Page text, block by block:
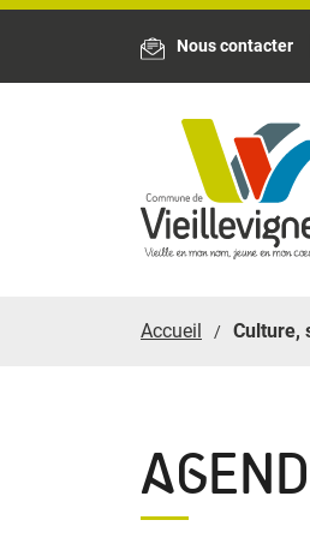
Nous contacter
Accueil Culture,
Panneau de gestion des cookies